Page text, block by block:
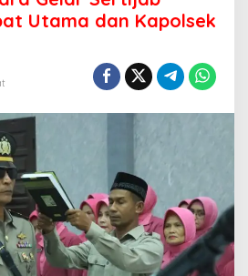
r
e
h
r
a
G
e
l
a
Utama dan Kapolsek